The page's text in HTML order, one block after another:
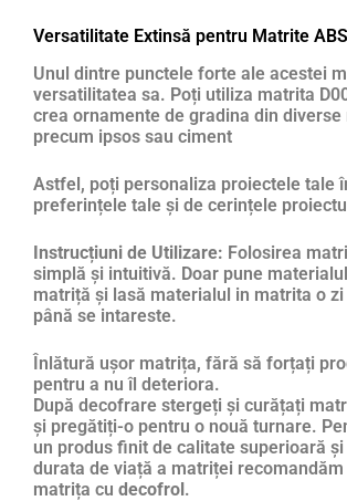
Versatilitate Extinsă pentru Matrite
Unul dintre punctele forte ale acestei
versatilitatea sa. Poți utiliza matrita
crea ornamente de gradina din diverse
precum ipsos sau ciment
Astfel, poți personaliza proiectele tale
preferințele tale și de cerințele
Instrucțiuni de Utilizare: Folosirea
simplă și intuitivă. Doar pune
matriță și lasă materialul in matrita o zi
până se intareste.
Înlătură ușor matrița, fără să forțați
pentru a nu îl deteriora.
După decofrare stergeți și curățați
și pregătiți-o pentru o nouă turnare.
un produs finit de calitate superioară
durata de viață a matriței recomandăm
matrița cu decofrol.